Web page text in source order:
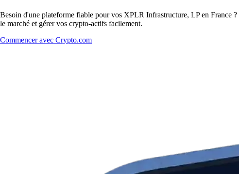
Besoin d'une plateforme fiable pour vos XPLR Infrastructure, LP en France
le marché et gérer vos crypto-actifs facilement.
Commencer avec Crypto.com